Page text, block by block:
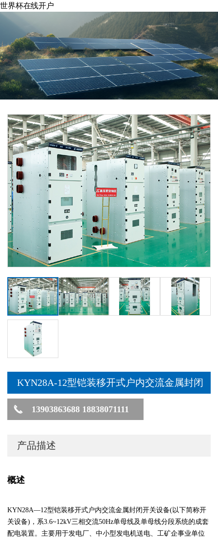
世界杯在线开户
KYN28A-12型铠装移开式户内交流金属封闭
开关设备
13903863688 18838071111
产品描述
概述
KYN28A—12型铠装移开式户内交流金属封闭开关设备(以下简称开
关设备)，系3.6~12kV三相交流50Hz单母线及单母线分段系统的成套
配电装置。主要用于发电厂、中小型发电机送电、工矿企事业单位